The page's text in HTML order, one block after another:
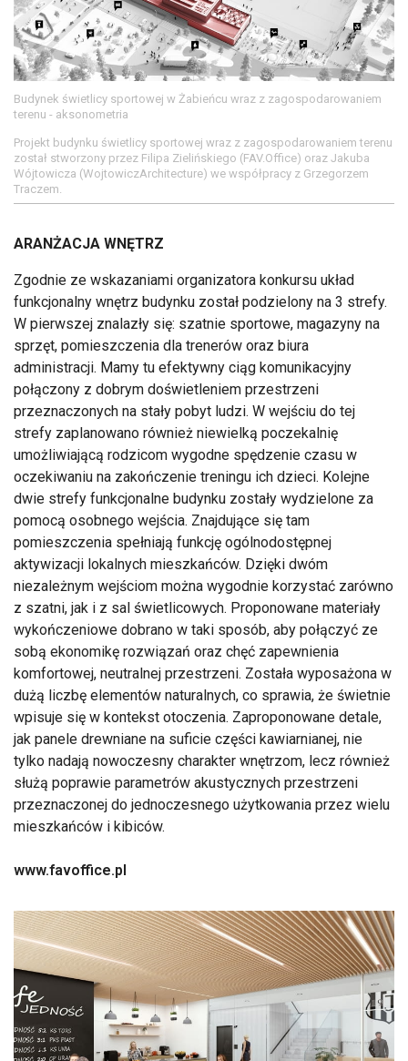
Budynek świetlicy sportowej w Żabieńcu wraz z zagospodarowaniem
terenu - aksonometria
Projekt budynku świetlicy sportowej wraz z zagospodarowaniem terenu
został stworzony przez Filipa Zielińskiego (FAV.Office) oraz Jakuba
Wójtowicza (WojtowiczArchitecture) we współpracy z Grzegorzem
Traczem.
ARANŻACJA WNĘTRZ
Zgodnie ze wskazaniami organizatora konkursu układ
funkcjonalny wnętrz budynku został podzielony na 3 strefy.
W pierwszej znalazły się: szatnie sportowe, magazyny na
sprzęt, pomieszczenia dla trenerów oraz biura
administracji. Mamy tu efektywny ciąg komunikacyjny
połączony z dobrym doświetleniem przestrzeni
przeznaczonych na stały pobyt ludzi. W wejściu do tej
strefy zaplanowano również niewielką poczekalnię
umożliwiającą rodzicom wygodne spędzenie czasu w
oczekiwaniu na zakończenie treningu ich dzieci. Kolejne
dwie strefy funkcjonalne budynku zostały wydzielone za
pomocą osobnego wejścia. Znajdujące się tam
pomieszczenia spełniają funkcję ogólnodostępnej
aktywizacji lokalnych mieszkańców. Dzięki dwóm
niezależnym wejściom można wygodnie korzystać zarówno
z szatni, jak i z sal świetlicowych. Proponowane materiały
wykończeniowe dobrano w taki sposób, aby połączyć ze
sobą ekonomikę rozwiązań oraz chęć zapewnienia
komfortowej, neutralnej przestrzeni. Została wyposażona w
dużą liczbę elementów naturalnych, co sprawia, że świetnie
wpisuje się w kontekst otoczenia. Zaproponowane detale,
jak panele drewniane na suficie części kawiarnianej, nie
tylko nadają nowoczesny charakter wnętrzom, lecz również
służą poprawie parametrów akustycznych przestrzeni
przeznaczonej do jednoczesnego użytkowania przez wielu
mieszkańców i kibiców.
www.favoffice.pl